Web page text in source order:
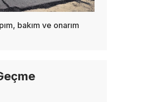
bakım ve onarım